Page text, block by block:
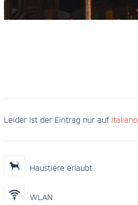
Leider ist der Eintrag nur auf Italiano
Haustiere erlaubt
WLAN